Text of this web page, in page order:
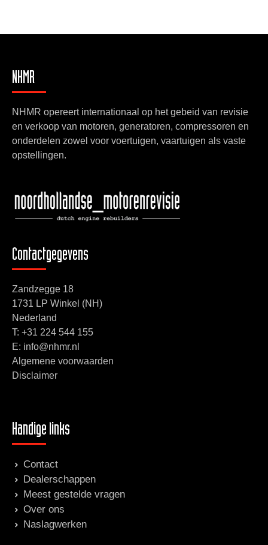
NHMR
NHMR opereert internationaal op het gebeid van revisie
en verkoop van motoren, generatoren, compressoren en
onderdelen zowel voor voertuigen, vaartuigen als vaste
opstellingen.
Contactgegevens
Zandzegge 18
1731 LP Winkel (NH)
Nederland
T: +31 224 544 155
E: info@nhmr.nl
Algemene voorwaarden
Disclaimer
Handige links
Contact
Dealerschappen
Meest gestelde vragen
Over ons
Naslagwerken